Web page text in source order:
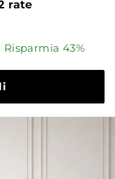
rate
Risparmia 43%